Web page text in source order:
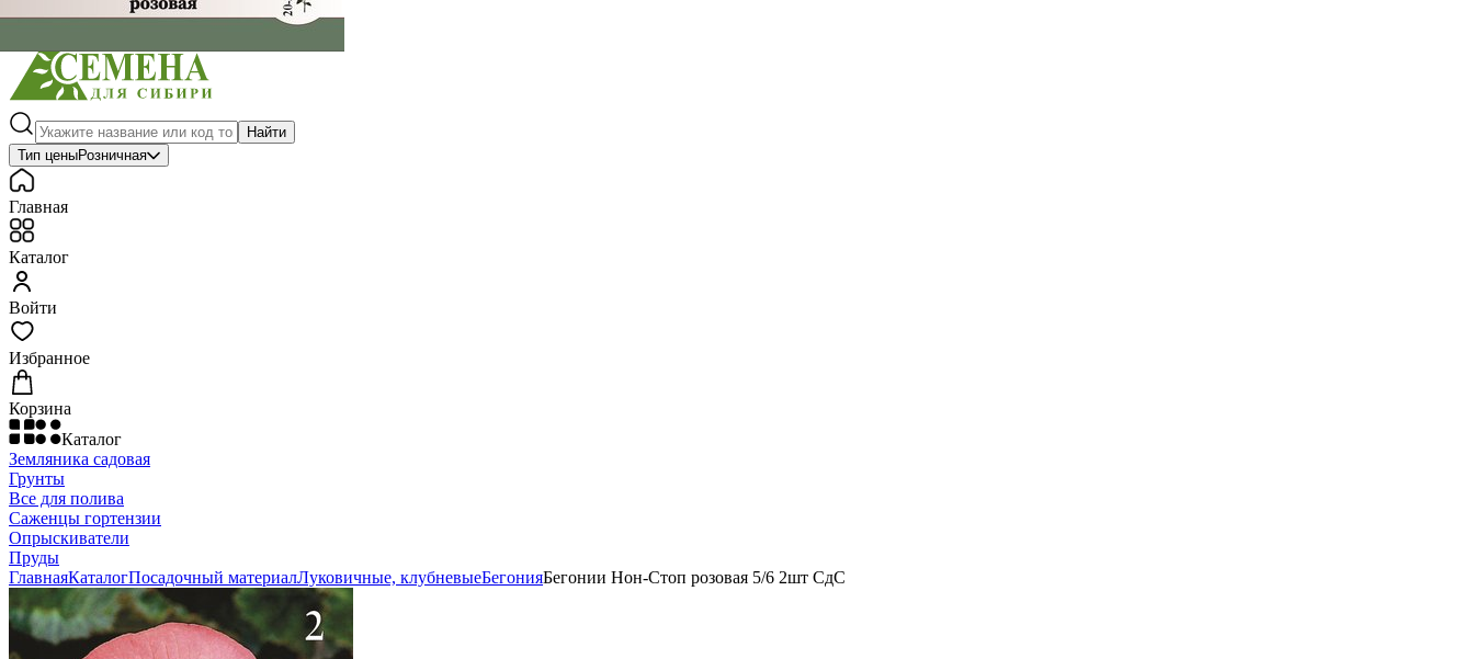
Обустройство сада, декор
Найти
Тип ценыРозничная
Главная
Каталог
Войти
Избранное
Корзина
Каталог
Земляника садовая
Грунты
Все для полива
Саженцы гортензии
Опрыскиватели
Пруды
ГлавнаяКаталогПосадочный материалЛуковичные, клубневыеБегонияБегонии Нон-Стоп розовая 5/6 2шт СдС